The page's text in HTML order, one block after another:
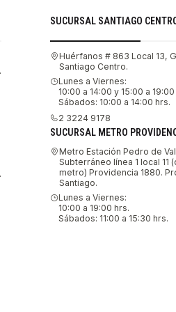
SUCURSAL SANTIAGO
Huérfanos # 863 Local 13,
Santiago Centro.
Lunes a Viernes:
10:00 a 14:00 y 15:00 a
Sábados: 10:00 a 14:00 hrs.
2 3224 9178
SUCURSAL METRO
Metro Estación Pedro de
Subterráneo línea 1 local 11
metro) Providencia 1880.
Santiago.
Lunes a Viernes:
10:00 a 19:00 hrs.
Sábados: 11:00 a 15:30 hrs.